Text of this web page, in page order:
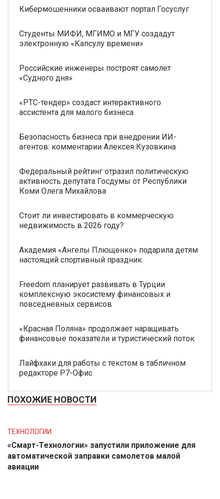
Кибермошенники осваивают портал Госуслуг
Студенты МИФИ, МГИМО и МГУ создадут
электронную «Капсулу времени»
Российские инженеры построят самолет
«Судного дня»
«РТС-тендер» создаст интерактивного
ассистента для малого бизнеса
Безопасность бизнеса при внедрении ИИ-
агентов: комментарии Алексея Кузовкина
Федеральный рейтинг отразил политическую
активность депутата Госдумы от Республики
Коми Олега Михайлова
Стоит ли инвестировать в коммерческую
недвижимость в 2026 году?
Академия «Ангелы Плющенко» подарила детям
настоящий спортивный праздник
Freedom планирует развивать в Турции
комплексную экосистему финансовых и
повседневных сервисов
«Красная Поляна» продолжает наращивать
финансовые показатели и туристический поток
Лайфхаки для работы с текстом в табличном
редакторе Р7-Офис
ПОХОЖИЕ НОВОСТИ
ТЕХНОЛОГИИ
«Смарт-Технологии» запустили приложение для
автоматической заправки самолетов малой
авиации